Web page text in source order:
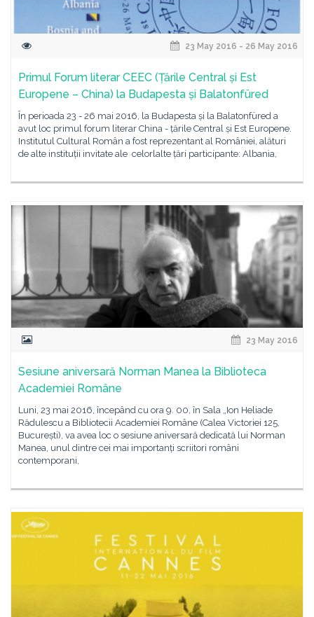
23 May 2016 - 26 May 2016
Primul Forum literar CEEC (Țările Central și Est
Europene – China) la Budapesta și Balatonfüred
În perioada 23 - 26 mai 2016, la Budapesta și la Balatonfüred a
avut loc primul forum literar China - țările Central și Est Europene.
Institutul Cultural Român a fost reprezentant al României, alături
de alte instituții invitate ale celorlalte țări participante: Albania,
23 May 2016
Sesiune aniversară Norman Manea la Biblioteca
Academiei Române
Luni, 23 mai 2016, începând cu ora 9. 00, în Sala „Ion Heliade
Rădulescu a Bibliotecii Academiei Române (Calea Victoriei 125,
București), va avea loc o sesiune aniversară dedicată lui Norman
Manea, unul dintre cei mai importanți scriitori români
contemporani,